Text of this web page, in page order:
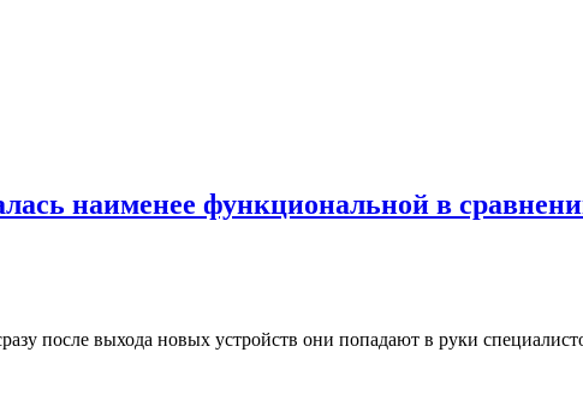
наименее функциональной в
после выхода новых устройств они попадают в руки